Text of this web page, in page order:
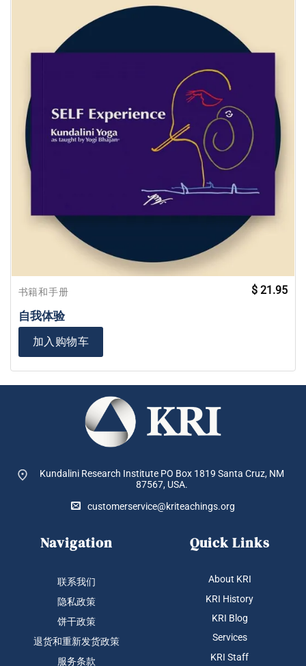
书籍和手册
自我体验
$ 21.95
加入购物车
Kundalini Research Institute PO Box 1819 Santa Cruz, NM
87567, USA.
customerservice@kriteachings.org
Navigation
联系我们
隐私政策
饼干政策
退货和重新发货政策
服务条款
Quick Links
About KRI
KRI History
KRI Blog
Services
KRI Staff